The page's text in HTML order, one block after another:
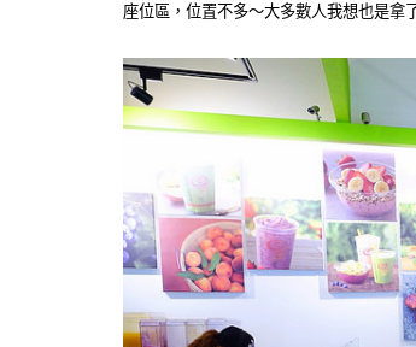
座位區，位置不多～大多數人我想也是拿